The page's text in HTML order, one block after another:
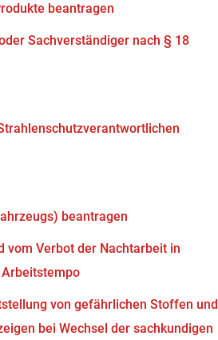
beantragen
Sachverständiger nach § 18
beantragen
vom Verbot der Nachtarbeit in
von gefährlichen Stoffen und
bei Wechsel der sachkundigen